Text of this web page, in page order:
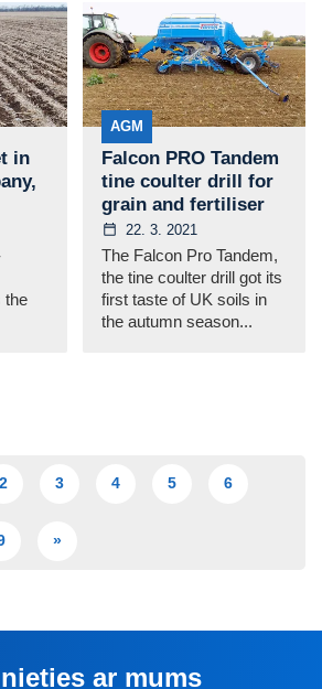
in
the
AGM
Falcon PRO Tandem
tine coulter drill for
grain and fertiliser
22. 3. 2021
The Falcon Pro Tandem,
the tine coulter drill got its
first taste of UK soils in
the autumn season...
2 3 4 5 6
»
ar mums